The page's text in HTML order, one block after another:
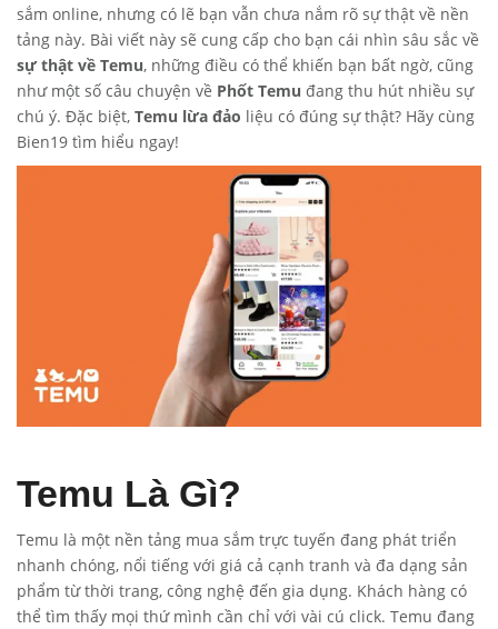
sắm online, nhưng có lẽ bạn vẫn chưa nắm rõ sự thật về nền
tảng này. Bài viết này sẽ cung cấp cho bạn cái nhìn sâu sắc về
sự thật về Temu, những điều có thể khiến bạn bất ngờ, cũng
như một số câu chuyện về Phốt Temu đang thu hút nhiều sự
chú ý. Đặc biệt, Temu lừa đảo liệu có đúng sự thật? Hãy cùng
Bien19 tìm hiểu ngay!
Temu Là Gì?
Temu là một nền tảng mua sắm trực tuyến đang phát triển
nhanh chóng, nổi tiếng với giá cả cạnh tranh và đa dạng sản
phẩm từ thời trang, công nghệ đến gia dụng. Khách hàng có
thể tìm thấy mọi thứ mình cần chỉ với vài cú click. Temu đang